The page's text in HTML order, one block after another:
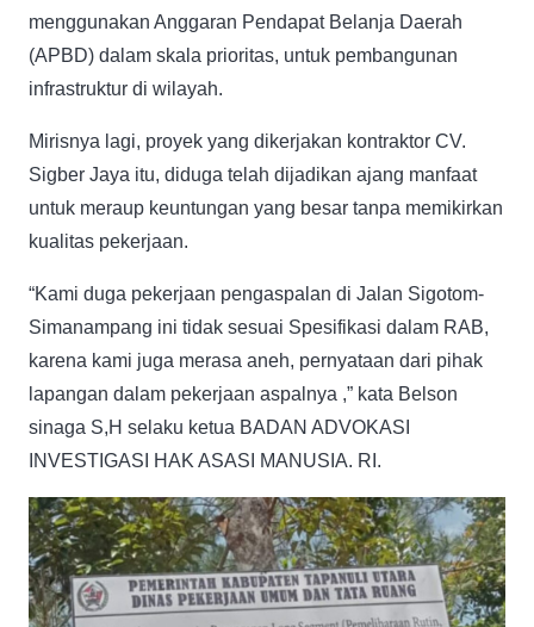
menggunakan Anggaran Pendapat Belanja Daerah
(APBD) dalam skala prioritas, untuk pembangunan
infrastruktur di wilayah.
Mirisnya lagi, proyek yang dikerjakan kontraktor CV.
Sigber Jaya itu, diduga telah dijadikan ajang manfaat
untuk meraup keuntungan yang besar tanpa memikirkan
kualitas pekerjaan.
“Kami duga pekerjaan pengaspalan di Jalan Sigotom-
Simanampang ini tidak sesuai Spesifikasi dalam RAB,
karena kami juga merasa aneh, pernyataan dari pihak
lapangan dalam pekerjaan aspalnya ,” kata Belson
sinaga S,H selaku ketua BADAN ADVOKASI
INVESTIGASI HAK ASASI MANUSIA. RI.